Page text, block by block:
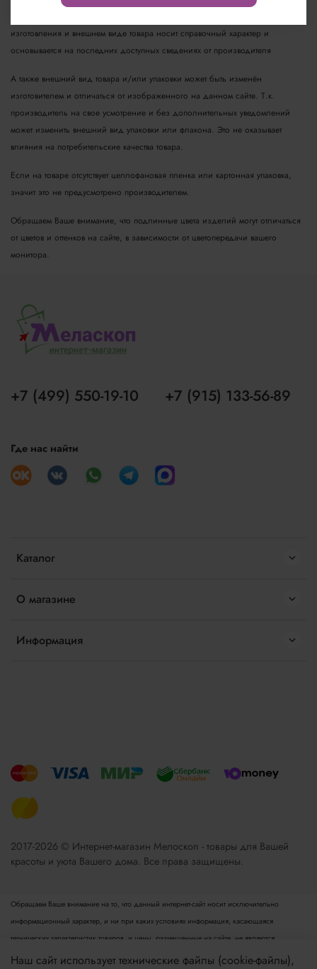
изготовления и внешнем виде товара носит справочный характер и
основывается на последних доступных сведениях от производителя
А также внешний вид товара и/или упаковки может быть изменён
изготовителем и отличаться от изображенного на данном сайте. Т.к.
производитель на свое усмотрение и без дополнительных уведомлений
может изменить внешний вид упаковки или флакона. Это не оказывает
влияния на потребительские качества товара.
Если на товаре отсутствует целлофановая пленка или картонная упаковка,
значит это не предусмотрено производителем.
Обращаем Ваше внимание, что подлинные цвета изделий могут отличаться
от цветов и оттенков на сайте, в зависимости от цветопередачи вашего
монитора.
Каталог
О магазине
Информация
+7 (499) 550-19-10 +7 (915) 133-56-89
Где нас найти
2017-2026 © Интернет-магазин Мелоскоп - товары для Вашей
красоты и уюта Вашего дома. Все права защищены.
Обращаем Ваше внимание на то, что данный интернет-сайт носит исключительно
информационный характер, и ни при каких условиях информация, касающаяся
технических характеристик товаров, и цены, размещенные на сайте, не являются
публичной офертой, определяемой положениями пункта 2 статьи 437 Гражданского
Наш сайт использует технические файлы (cookie-файлы),